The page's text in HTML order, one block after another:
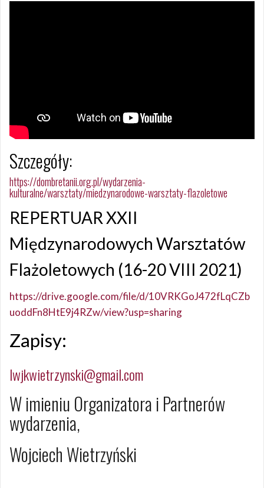
Szczegóły:
https://dombretanii.org.pl/wydarzenia-
kulturalne/warsztaty/miedzynarodowe-warsztaty-flazoletowe
REPERTUAR XXII
Międzynarodowych Warsztatów
Flażoletowych (16-20 VIII 2021)
https://drive.google.com/file/d/10VRKGoJ472fLqCZb
uoddFn8HtE9j4RZw/view?usp=sharing
Zapisy:
lwjkwietrzynski@gmail.com
W imieniu Organizatora i Partnerów
wydarzenia,
Wojciech Wietrzyński